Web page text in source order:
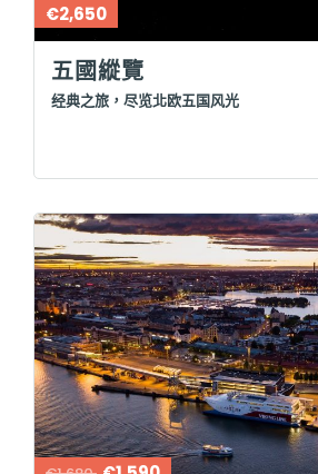
€2,650
五國縱覽
经典之旅，尽览北欧五国风光